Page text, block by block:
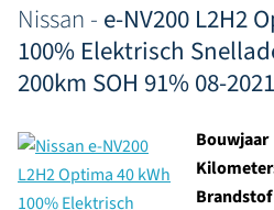
Nissan - e-NV200 L2H2
100% Elektrisch
200km SOH 91% 08-2021
Bouwjaar
Brandstof